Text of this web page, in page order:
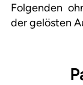
Folgenden
der gelösten